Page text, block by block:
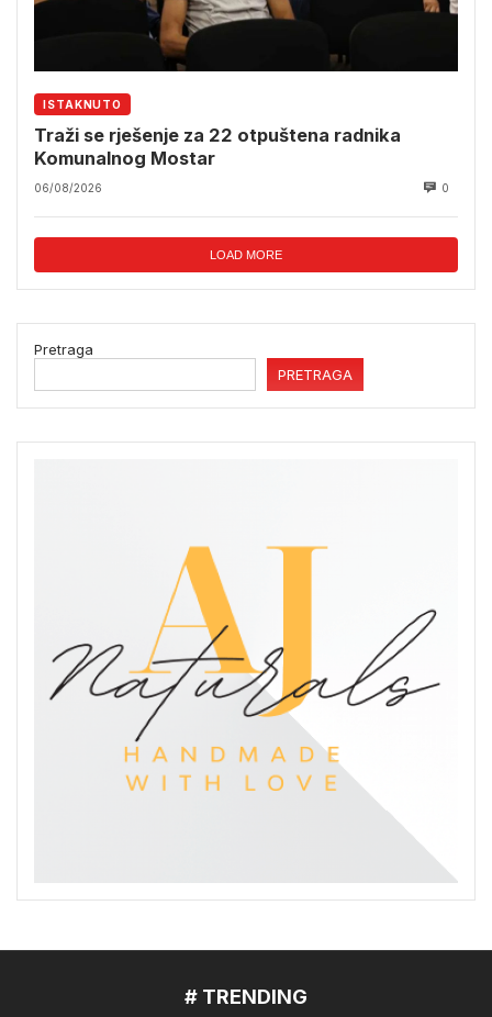
ISTAKNUTO
Traži se rješenje za 22 otpuštena radnika
Komunalnog Mostar
06/08/2026 0
LOAD MORE
Pretraga
PRETRAGA
# TRENDING